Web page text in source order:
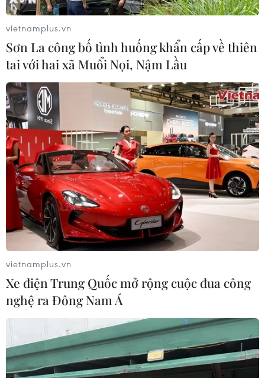
vietnamplus.vn
Sơn La công bố tình huống khẩn cấp về thiên
tai với hai xã Muổi Nọi, Nậm Lầu
vietnamplus.vn
Xe điện Trung Quốc mở rộng cuộc đua công
nghệ ra Đông Nam Á